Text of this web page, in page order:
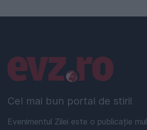
Cel mai bun portal de stiri!
Evenimentul Zilei este o publicație
Linkuri utile